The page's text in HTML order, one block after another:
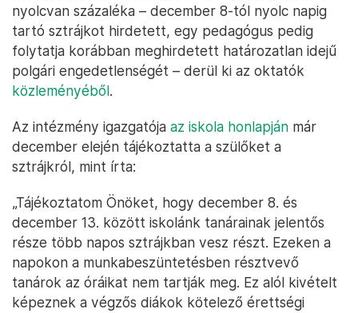
nyolcvan százaléka – december 8-tól nyolc napig
tartó sztrájkot hirdetett, egy pedagógus pedig
folytatja korábban meghirdetett határozatlan idejű
polgári engedetlenségét – derül ki az oktatók
közleményéből.
Az intézmény igazgatója az iskola honlapján már
december elején tájékoztatta a szülőket a
sztrájkról, mint írta:
„Tájékoztatom Önöket, hogy december 8. és
december 13. között iskolánk tanárainak jelentős
része több napos sztrájkban vesz részt. Ezeken a
napokon a munkabeszüntetésben résztvevő
tanárok az óráikat nem tartják meg. Ez alól kivételt
képeznek a végzős diákok kötelező érettségi